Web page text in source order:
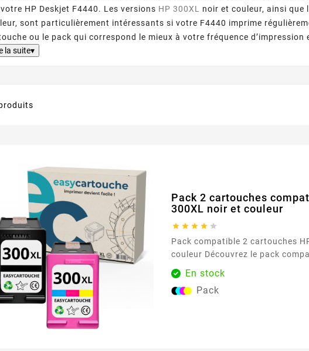
HP Deskjet F4440. Les versions HP 300XL
noir et couleur, ainsi que
sont particulièrement intéressants si votre F4440 imprime
ou le pack qui correspond le mieux à votre fréquence d’impression
la suite▾
Pack 2 cartouches
300XL noir et couleur
    
Pack compatible 2 cartouches
couleur Découvrez le pack compatible HP 300XL,
une solution économique et
besoins d'impression. Ce pack
cartouches d'encre haute
En stock
Pack